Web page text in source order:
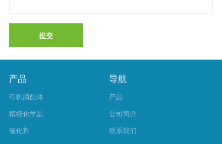
提交
产品
有机膦配体
精细化学品
催化剂
导航
产品
公司简介
联系我们